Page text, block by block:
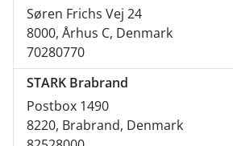
Søren Frichs Vej 24
8000, Århus C, Denmark
70280770
STARK Brabrand
Postbox 1490
8220, Brabrand, Denmark